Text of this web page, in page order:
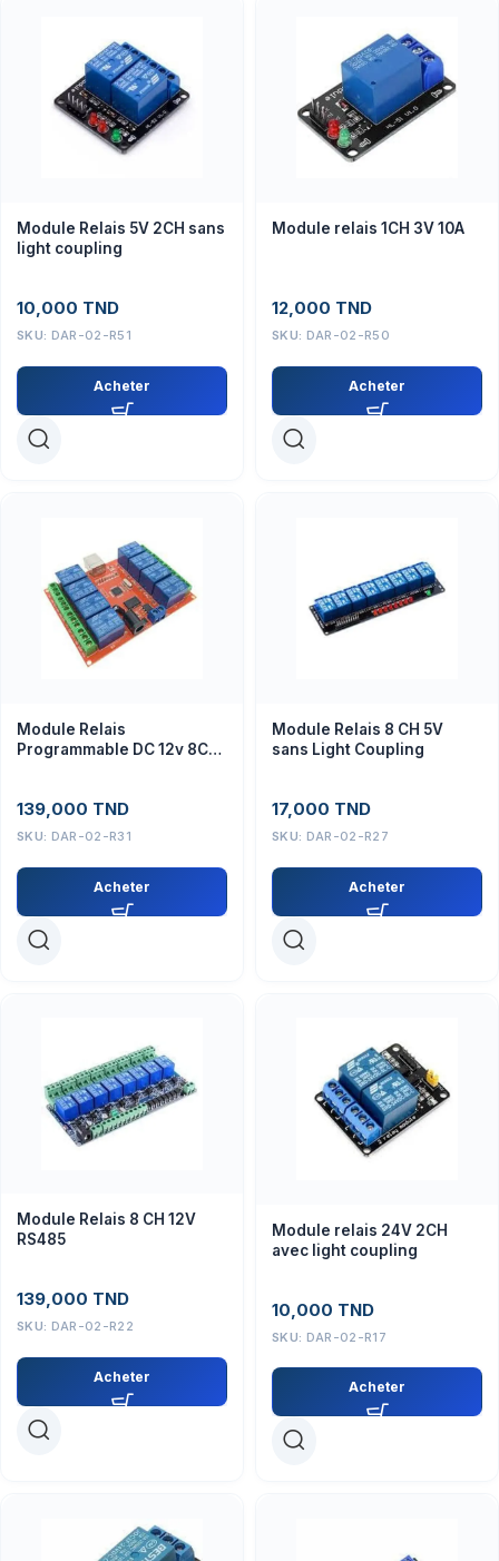
Module Relais 5V 2CH sans
light coupling
10,000 TND
SKU: DAR-02-R51
Acheter
Module relais 1CH 3V 10A
12,000 TND
SKU: DAR-02-R50
Acheter
Module Relais
Programmable DC 12v 8CH
139,000 TND
SKU: DAR-02-R31
Acheter
Module Relais 8 CH 5V
sans Light Coupling
17,000 TND
SKU: DAR-02-R27
Acheter
Module Relais 8 CH 12V
RS485
139,000 TND
SKU: DAR-02-R22
Acheter
Module relais 24V 2CH
avec light coupling
10,000 TND
SKU: DAR-02-R17
Acheter